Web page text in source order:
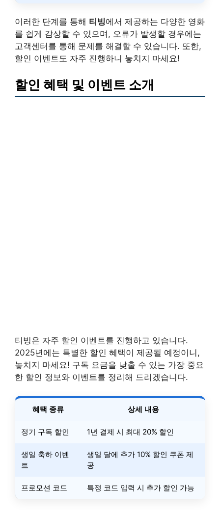
이러한 단계를 통해 티빙에서 제공하는 다양한 영화
를 쉽게 감상할 수 있으며, 오류가 발생할 경우에는
고객센터를 통해 문제를 해결할 수 있습니다. 또한,
할인 이벤트도 자주 진행하니 놓치지 마세요!
할인 혜택 및 이벤트 소개
티빙은 자주 할인 이벤트를 진행하고 있습니다.
2025년에는 특별한 할인 혜택이 제공될 예정이니,
놓치지 마세요! 구독 요금을 낮출 수 있는 가장 중요
한 할인 정보와 이벤트를 정리해 드리겠습니다.
혜택 종류 상세 내용
정기 구독 할인 1년 결제 시 최대 20% 할인
생일 축하 이벤
트
생일 달에 추가 10% 할인 쿠폰 제
공
프로모션 코드 특정 코드 입력 시 추가 할인 가능